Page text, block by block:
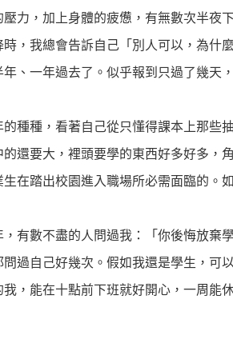
力，加上身體的疲憊，有無數次半夜
，我總會告訴自己「別人可以，為什
、一年過去了。似乎報到只過了幾天
的種種，看著自己從只懂得課本上那些
的還要大，裡頭要學的東西好多好多，
在踏出校園進入職場所必需面臨的。
有數不盡的人問過我：「你後悔放棄
過自己好幾次。假如我還是學生，可
，能在十點前下班就好開心，一周能